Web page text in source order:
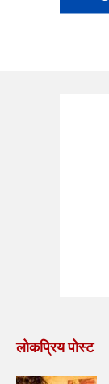
लोकप्रिय पोस्ट